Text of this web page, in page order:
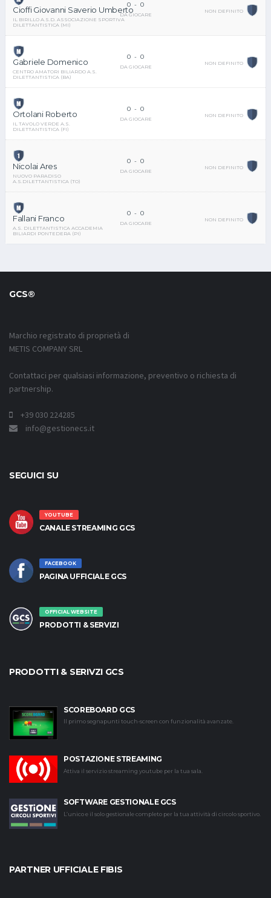
Cioffi Giovanni Saverio Umberto
IL BIRILLO A.S.D. ASSOCIAZIONE SPORTIVA
DILETTANTISTICA (MI)
0 - 0
DA GIOCARE
NON DEFINITO
Gabriele Domenico
CENTRO AMATORI BILIARDO A.S.
DILETTANTISTICA (BA)
0 - 0
DA GIOCARE
NON DEFINITO
Ortolani Roberto
IL TAVOLO VERDE A.S.
DILETTANTISTICA (FI)
0 - 0
DA GIOCARE
NON DEFINITO
Nicolai Ares
NUOVO PARADISO
A.S.DILETTANTISTICA (TO)
0 - 0
DA GIOCARE
NON DEFINITO
Fallani Franco
A.S. DILETTANTISTICA ACCADEMIA
BILIARDI PONTEDERA (PI)
0 - 0
DA GIOCARE
NON DEFINITO
GCS®
Marchio registrato di proprietà di
METIS COMPANY SRL
Contattaci per qualsiasi informazione, preventivo o richiesta di
partnership.
+39 030 224285
info@gestionecs.it
SEGUICI SU
YOUTUBE
CANALE STREAMING GCS
FACEBOOK
PAGINA UFFICIALE GCS
OFFICIAL WEBSITE
PRODOTTI & SERVIZI
PRODOTTI & SERIVZI GCS
SCOREBOARD GCS
Il primo segnapunti touch-screen con funzionalità avanzate.
POSTAZIONE STREAMING
Attiva il servizio streaming youtube per la tua sala.
SOFTWARE GESTIONALE GCS
L’unico e il solo gestionale completo per la tua attività di circolo sportivo.
PARTNER UFFICIALE FIBIS